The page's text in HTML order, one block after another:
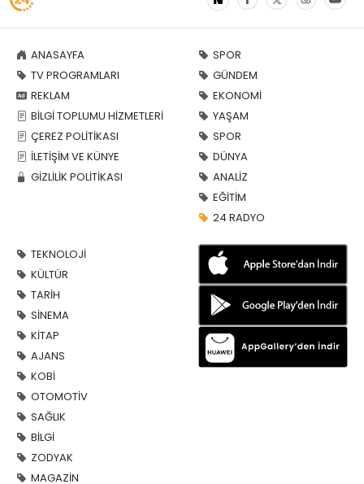
ANASAYFA
TV PROGRAMLARI
REKLAM
BİLGİ TOPLUMU HİZMETLERİ
ÇEREZ POLİTİKASI
İLETİŞİM VE KÜNYE
GİZLİLİK POLİTİKASI
SPOR
GÜNDEM
EKONOMİ
YAŞAM
SPOR
DÜNYA
ANALİZ
EĞİTİM
24 RADYO
TEKNOLOJİ
KÜLTÜR
TARİH
SİNEMA
KİTAP
AJANS
KOBİ
OTOMOTİV
SAĞLIK
BİLGİ
ZODYAK
MAGAZİN